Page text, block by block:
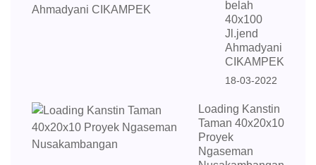
belah
40x100
Jl.jend
Ahmadyani
CIKAMPEK
18-03-2022
Loading Kanstin
Taman 40x20x10
Proyek
Ngaseman